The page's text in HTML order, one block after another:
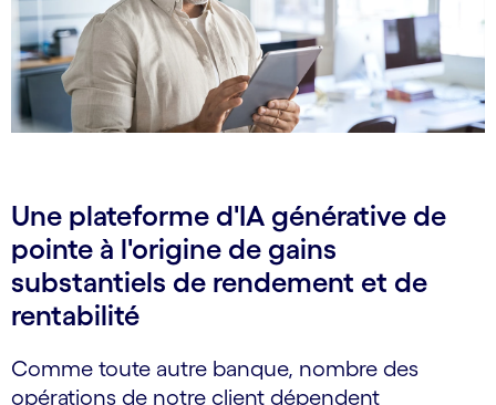
Une plateforme d'IA générative de
pointe à l'origine de gains
substantiels de rendement et de
rentabilité
Comme toute autre banque, nombre des
opérations de notre client dépendent